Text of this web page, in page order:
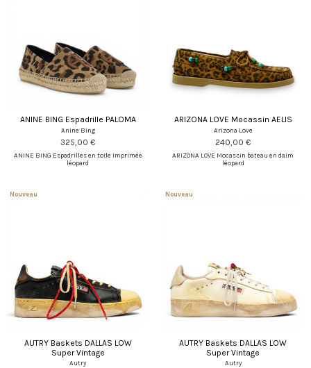
ANINE BING Espadrille PALOMA
Anine Bing
325,00 €
ANINE BING Espadrilles en toile imprimée
léopard
ARIZONA LOVE Mocassin AELIS
Arizona Love
240,00 €
ARIZONA LOVE Mocassin bateau en daim
léopard
Nouveau
AUTRY Baskets DALLAS LOW
Super Vintage
Autry
Nouveau
AUTRY Baskets DALLAS LOW
Super Vintage
Autry